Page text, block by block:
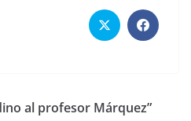
al profesor Márquez”